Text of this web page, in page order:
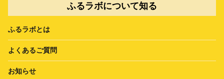
ふるラボについて知る
ふるラボとは
よくあるご質問
お知らせ